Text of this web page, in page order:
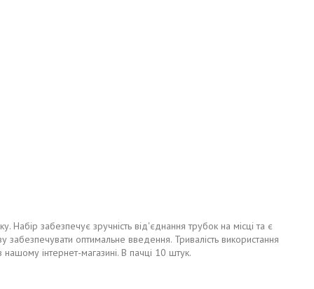
забезпечує зручність від'єднання трубок на місці та є
оптимальне введення. Тривалість використання
інтернет-магазині. В пачці 10 штук.